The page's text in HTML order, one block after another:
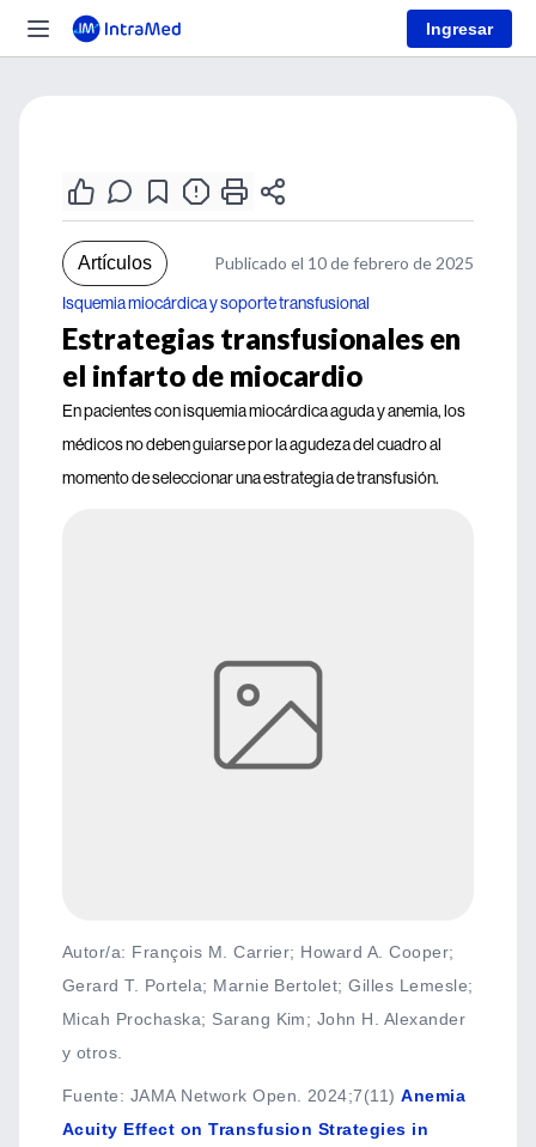
Ingresar
Artículos Publicado el 10 de febrero de 2025
Isquemia miocárdica y soporte transfusional
Estrategias transfusionales en
el infarto de miocardio
En pacientes con isquemia miocárdica aguda y anemia, los
médicos no deben guiarse por la agudeza del cuadro al
momento de seleccionar una estrategia de transfusión.
Autor/a: François M. Carrier; Howard A. Cooper;
Gerard T. Portela; Marnie Bertolet; Gilles Lemesle;
Micah Prochaska; Sarang Kim; John H. Alexander
y otros.
Fuente: JAMA Network Open. 2024;7(11) Anemia
Acuity Effect on Transfusion Strategies in